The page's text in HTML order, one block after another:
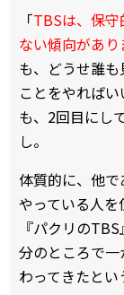
「TBSは、保
ない傾向があり
も、どうせ誰
ことをやれば
も、2回目にし
し。
体質的に、他
やっている人
『パクリの
分のところで
わってきたとい